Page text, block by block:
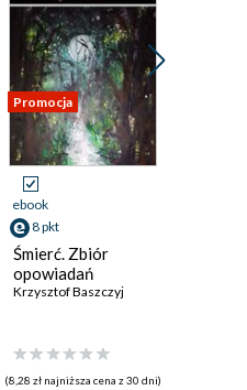
Promocja
ebook
8 pkt
Śmierć. Zbiór
opowiadań
Krzysztof Baszczyj
(8,28 zł najniższa cena z 30 dni)